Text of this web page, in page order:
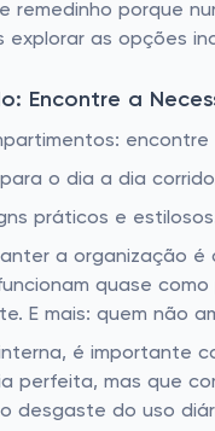
remedinho porque
explorar as opções
Encontre a
o dia a dia
práticos e
a organização
quase
E mais: quem não
é importante
perfeita, mas que
desgaste do uso